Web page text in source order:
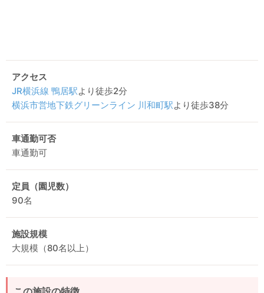
アクセス
JR横浜線 鴨居駅より徒歩2分
横浜市営地下鉄グリーンライン 川和町駅より徒歩38分
車通勤可否
車通勤可
定員（園児数）
90名
施設規模
大規模（80名以上）